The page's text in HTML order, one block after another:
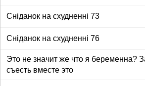
Сніданок на схудненні 73
Сніданок на схудненні 76
Это не значит же что я беременна?
съесть вместе это